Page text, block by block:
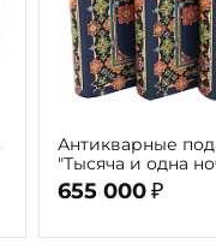
Антикварные
"Тысяча и одна
сказки
Шехеразады"( в
655 000 ₽